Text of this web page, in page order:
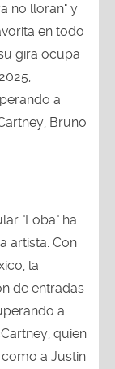
no lloran" y
en todo
gira ocupa
a
Bruno
"Loba" ha
artista. Con
la
de entradas
a
quien
a Justin